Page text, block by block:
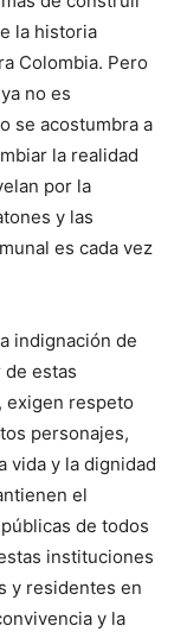
la historia
Colombia. Pero
no es
se acostumbra a
la realidad
por la
y las
es cada vez
indignación de
de estas
exigen respeto
personajes,
vida y la dignidad
el
de todos
instituciones
y residentes en
y la